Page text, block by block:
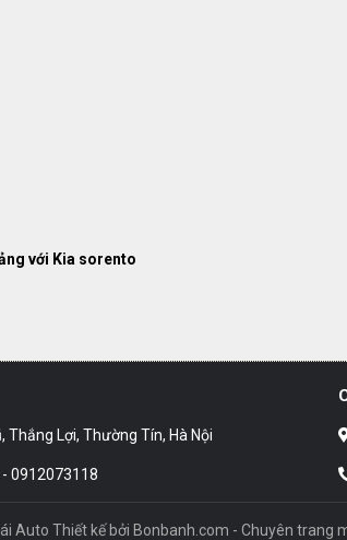
với Kia sorento
Thắng Lợi, Thường Tín, Hà Nội
0912073118
Auto Thiết kế bởi Bonbanh.com - Chuyên trang